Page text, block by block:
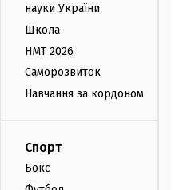
науки України
Школа
НМТ 2026
Саморозвиток
Навчання за кордоном
Спорт
Бокс